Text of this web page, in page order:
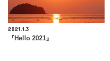
2021.1.3
『Hello 2021』